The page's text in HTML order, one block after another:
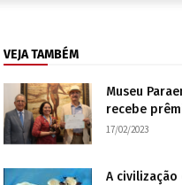
VEJA TAMBÉM
Museu
recebe
17/02/2023
A civilização